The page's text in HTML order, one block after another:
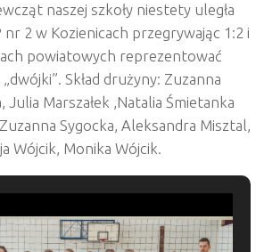
naszej szkoły niestety uległa
nr 2 w Kozienicach przegrywając 1:2 i
powiatowych reprezentować
Skład drużyny: Zuzanna
Julia Marszałek ,Natalia Śmietanka
Sygocka, Aleksandra Misztal,
Wójcik, Monika Wójcik.